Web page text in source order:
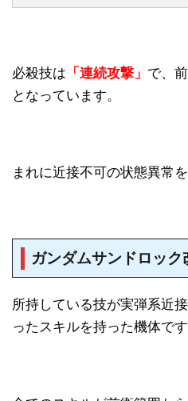
必殺技は 「連続攻撃」 で、
となっています。
まれに近接不可の状態異常を
ガンダムサンドロッ
所持している技が実弾系近
ったスキルを持った機体です